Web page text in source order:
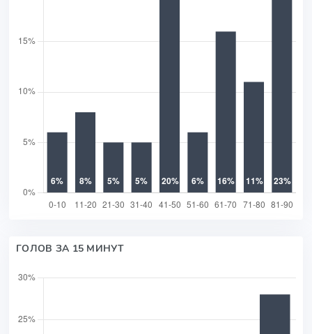
ГОЛОВ ЗА 15 МИНУТ